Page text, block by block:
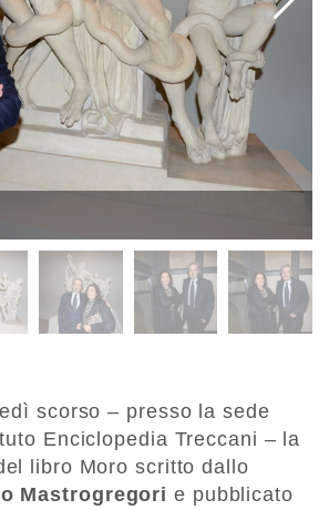
scorso – presso la sede
Enciclopedia Treccani – la
libro Moro scritto dallo
Mastrogregori e pubblicato